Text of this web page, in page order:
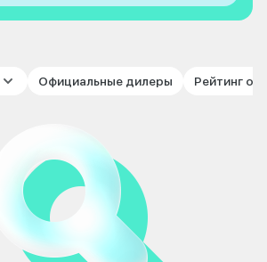
Официальные дилеры Рейтинг